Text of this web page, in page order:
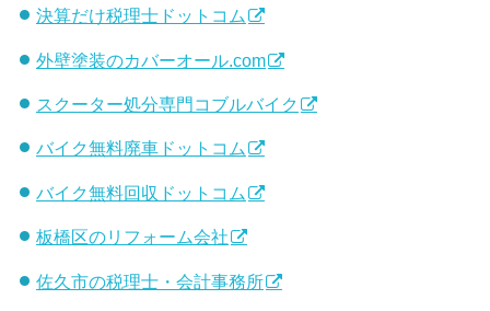
決算だけ税理士ドットコム
外壁塗装のカバーオール.com
スクーター処分専門コブルバイク
バイク無料廃車ドットコム
バイク無料回収ドットコム
板橋区のリフォーム会社
佐久市の税理士・会計事務所